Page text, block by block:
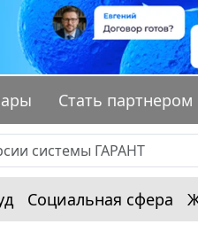
Стать партнером
Социальная сфера